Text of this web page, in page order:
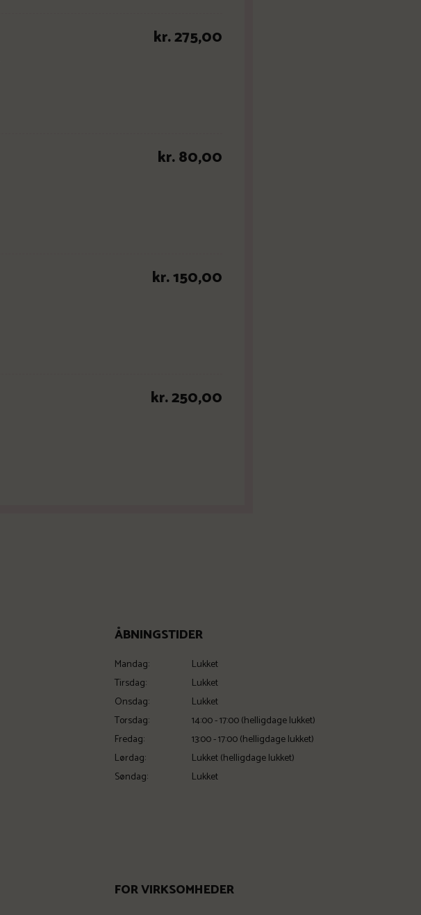
kr. 275,00
kr. 80,00
kr. 150,00
kr. 250,00
ÅBNINGSTIDER
Mandag:
Lukket
Tirsdag:
Lukket
Onsdag:
Lukket
Torsdag:
14:00 - 17:00 (helligdage lukket)
Fredag:
13:00 - 17:00 (helligdage lukket)
Lørdag:
Lukket (helligdage lukket)
Søndag:
Lukket
FOR VIRKSOMHEDER